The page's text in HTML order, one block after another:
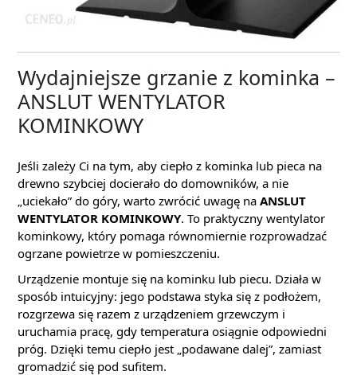
Wydajniejsze grzanie z kominka –
ANSLUT WENTYLATOR
KOMINKOWY
Jeśli zależy Ci na tym, aby ciepło z kominka lub pieca na
drewno szybciej docierało do domowników, a nie
„uciekało” do góry, warto zwrócić uwagę na ANSLUT
WENTYLATOR KOMINKOWY. To praktyczny wentylator
kominkowy, który pomaga równomiernie rozprowadzać
ogrzane powietrze w pomieszczeniu.
Urządzenie montuje się na kominku lub piecu. Działa w
sposób intuicyjny: jego podstawa styka się z podłożem,
rozgrzewa się razem z urządzeniem grzewczym i
uruchamia pracę, gdy temperatura osiągnie odpowiedni
próg. Dzięki temu ciepło jest „podawane dalej”, zamiast
gromadzić się pod sufitem.